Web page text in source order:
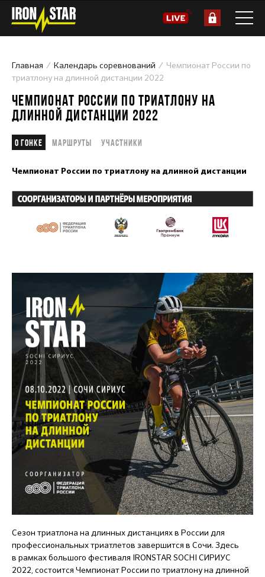
Главная Календарь соревнований
Чемпионат России по
триатлону на длинной дистанции 2022
ЧЕМПИОНАТ РОССИИ ПО ТРИАТЛОНУ НА
ДЛИННОЙ ДИСТАНЦИИ 2022
О гонке Маршруты Участники
Чемпионат России по триатлону на длинной дистанции
Сезон триатлона на длинных дистанциях в России для
профессиональных триатлетов завершится в Сочи. Здесь
в рамках большого фестиваля IRONSTAR SOCHI СИРИУС
2022, состоится Чемпионат России по триатлону на длинной